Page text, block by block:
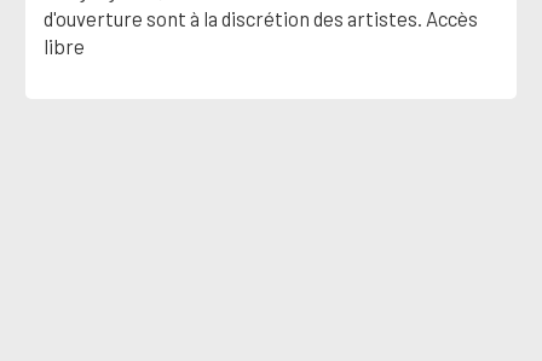
d'ouverture sont à la discrétion des artistes. Accès
libre